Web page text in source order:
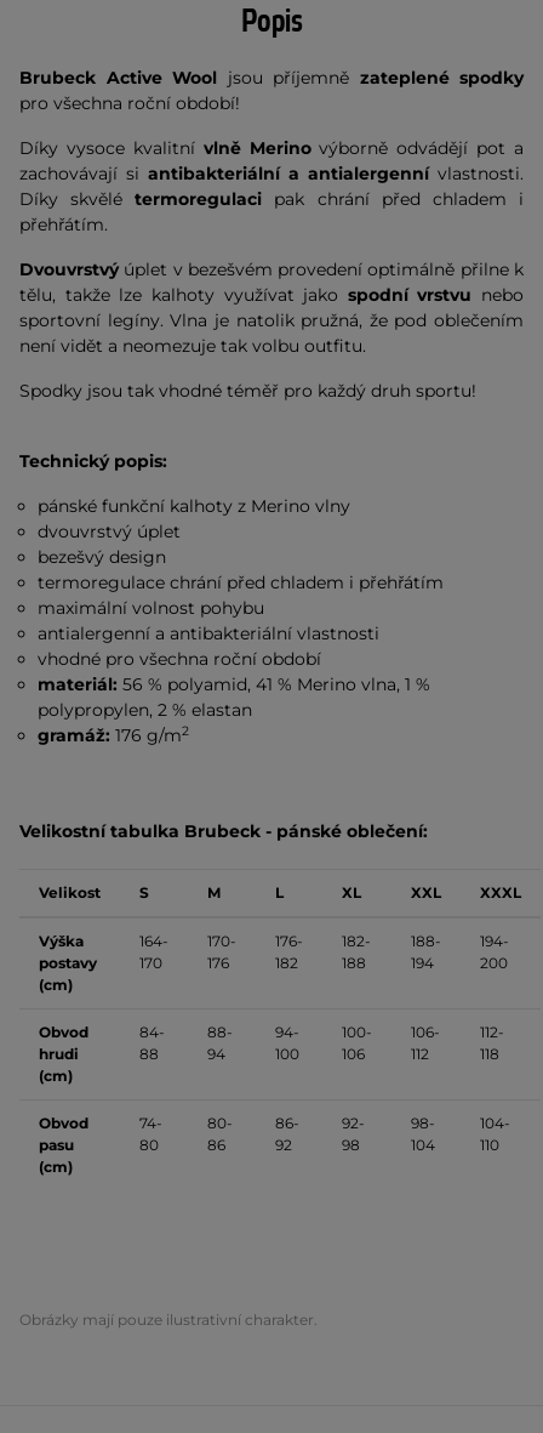
Popis
Brubeck Active Wool jsou příjemně zateplené spodky
pro všechna roční období!
Díky vysoce kvalitní vlně Merinovýborně odvádějí pot a
zachovávají si antibakteriální a antialergennívlastnosti.
Díky skvělétermoregulaci pak chrání před chladem i
přehřátím.
Dvouvrstvýúplet v bezešvém provedení optimálně přilne k
tělu, takže lze kalhoty využívat jako spodní vrstvu nebo
sportovní legíny. Vlna je natolik pružná, že pod oblečením
není vidět a neomezuje tak volbu outfitu.
Spodky jsou tak vhodné téměř pro každý druh sportu!
Technický popis:
pánské funkční kalhoty z Merino vlny
dvouvrstvý úplet
bezešvý design
termoregulace chrání před chladem i přehřátím
maximální volnost pohybu
antialergenní a antibakteriální vlastnosti
vhodné pro všechna roční období
materiál:56 % polyamid, 41 % Merino vlna, 1 %
polypropylen, 2 % elastan
gramáž:176 g/m2
Velikostní tabulka Brubeck - pánské oblečení:
Velikost S M L XL XXL XXXL
Výška
postavy
(cm)
164-
170
170-
176
176-
182
182-
188
188-
194
194-
200
Obvod
hrudi
(cm)
84-
88
88-
94
94-
100
100-
106
106-
112
112-
118
Obvod
pasu
(cm)
74-
80
80-
86
86-
92
92-
98
98-
104
104-
110
Obrázky mají pouze ilustrativní charakter.